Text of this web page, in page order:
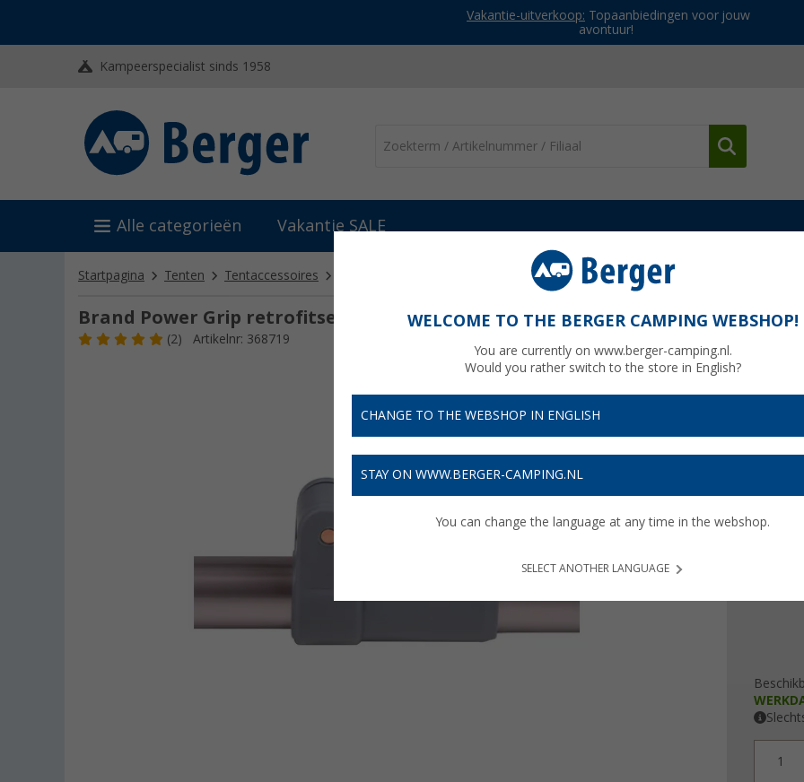
Vakantie-uitverkoop: Topaanbiedingen voor jouw
avontuur!
Kampeerspecialist sinds 1958
Alle categorieën Vakantie SALE
Startpagina Tenten Tentaccessoires Brand Power Grip retrofitset snelspansysteem 1
Brand Power Grip retrofitset snelspansysteem 25 mm 1 stuk
(2) Artikelnr: 368719
€
uitvoering
1
WELCOME TO THE BERGER CAMPING WEBSHOP!
You are currently on www.berger-camping.nl.
Would you rather switch to the store in English?
CHANGE TO THE WEBSHOP IN ENGLISH
STAY ON WWW.BERGER-CAMPING.NL
You can change the language at any time in the webshop.
SELECT ANOTHER LANGUAGE